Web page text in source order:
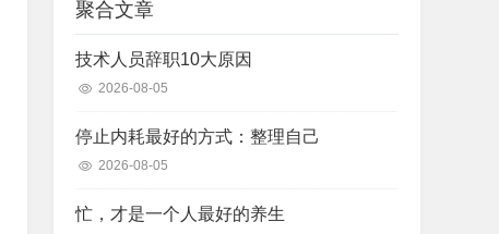
聚合文章
技术人员辞职10大原因
2026-08-05
停止内耗最好的方式：整理自己
2026-08-05
忙，才是一个人最好的养生